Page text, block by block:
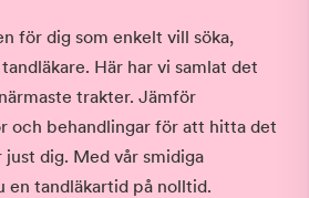
för dig som enkelt vill söka,
Här har vi samlat det
trakter. Jämför
och behandlingar för att hitta det
dig. Med vår smidiga
en tandläkartid på nolltid.